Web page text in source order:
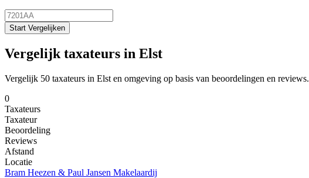
Start Vergelijken
Vergelijk taxateurs in Elst
Vergelijk 50 taxateurs in Elst en omgeving op basis van beoordelingen en reviews.
0
Taxateurs
Taxateur
Beoordeling
Reviews
Afstand
Locatie
Bram Heezen & Paul Jansen Makelaardij